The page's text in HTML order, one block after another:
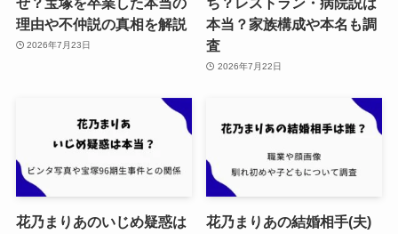
理由や不仲説の真相を解説
2026年7月23日
本当？家族構成や本名も調
査
2026年7月22日
花乃まりあのいじめ疑惑は
花乃まりあの結婚相手(夫)